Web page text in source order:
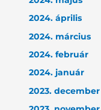
2024. április
2024. március
2024. február
2024. január
2023. december